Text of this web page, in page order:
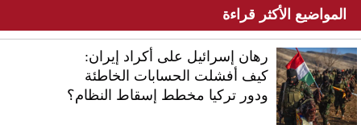
المواضيع الأكثر قراءة
رهان إسرائيل على أكراد إيران:
كيف أفشلت الحسابات الخاطئة
ودور تركيا مخطط إسقاط النظام؟